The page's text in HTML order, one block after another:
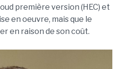
première version (HEC) et
en oeuvre, mais que le
en raison de son coût.